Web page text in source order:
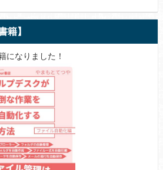
籍】
になりました！